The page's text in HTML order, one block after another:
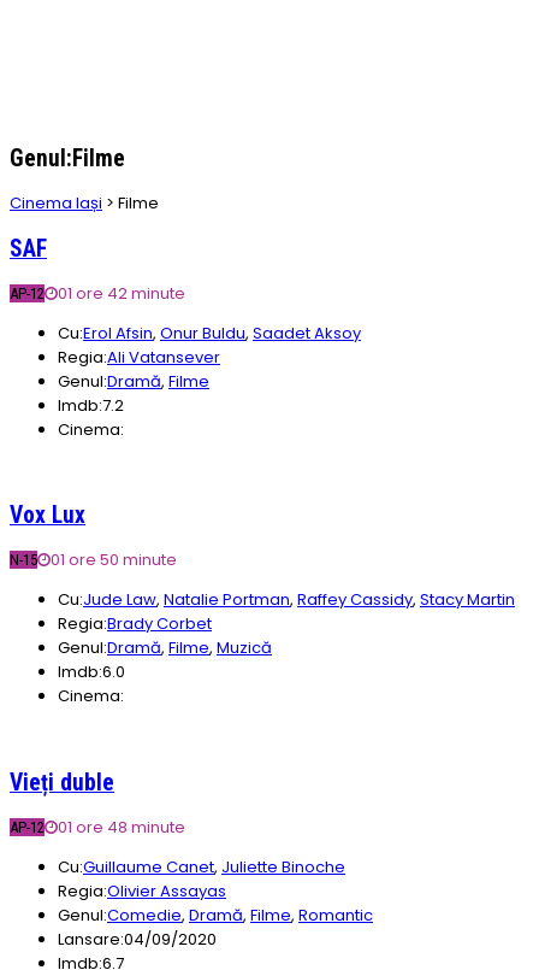
Genul:Filme
Cinema Iași > Filme
SAF
AP-12
01 ore 42 minute
Cu:Erol Afsin, Onur Buldu, Saadet Aksoy
Regia:Ali Vatansever
Genul:Dramă, Filme
Imdb:7.2
Cinema:
Vox Lux
N-15
01 ore 50 minute
Cu:Jude Law, Natalie Portman, Raffey Cassidy, Stacy Martin
Regia:Brady Corbet
Genul:Dramă, Filme, Muzică
Imdb:6.0
Cinema:
Vieți duble
AP-12
01 ore 48 minute
Cu:Guillaume Canet, Juliette Binoche
Regia:Olivier Assayas
Genul:Comedie, Dramă, Filme, Romantic
Lansare:04/09/2020
Imdb:6.7